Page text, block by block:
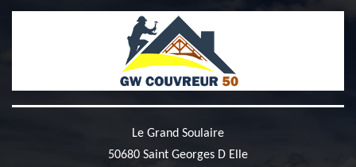
Le Grand Soulaire
50680 Saint Georges D Elle